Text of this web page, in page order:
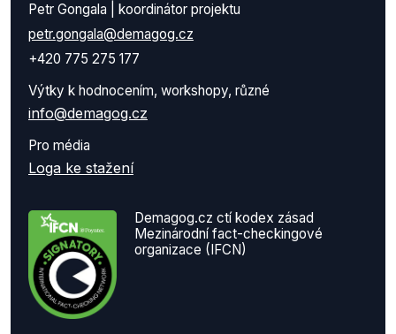
Petr Gongala | koordinátor projektu
petr.gongala@demagog.cz
+420 775 275 177
Výtky k hodnocením, workshopy, různé
info@demagog.cz
Pro média
Loga ke stažení
Demagog.cz ctí kodex zásad
Mezinárodní fact-checkingové
organizace (IFCN)